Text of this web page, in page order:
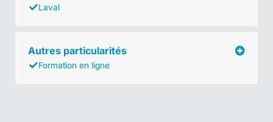
Laval
Autres particularités
Formation en ligne